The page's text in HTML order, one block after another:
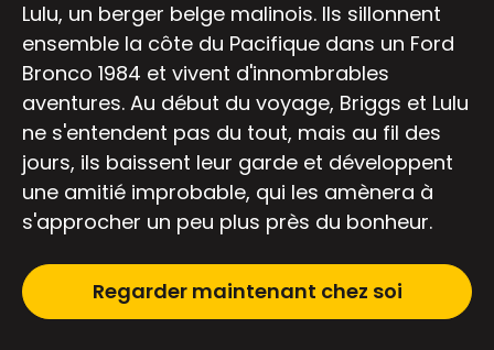
Lulu, un berger belge malinois. Ils sillonnent
ensemble la côte du Pacifique dans un Ford
Bronco 1984 et vivent d'innombrables
aventures. Au début du voyage, Briggs et Lulu
ne s'entendent pas du tout, mais au fil des
jours, ils baissent leur garde et développent
une amitié improbable, qui les amènera à
s'approcher un peu plus près du bonheur.
Regarder maintenant chez soi